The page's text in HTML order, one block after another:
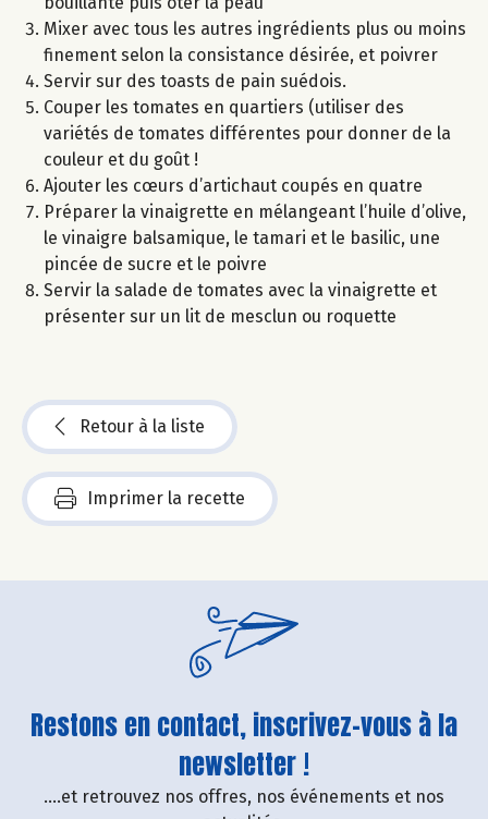
Mixer avec tous les autres ingrédients plus ou moins
finement selon la consistance désirée, et poivrer
Servir sur des toasts de pain suédois.
Couper les tomates en quartiers (utiliser des
variétés de tomates différentes pour donner de la
couleur et du goût !
Ajouter les cœurs d’artichaut coupés en quatre
Préparer la vinaigrette en mélangeant l’huile d’olive,
le vinaigre balsamique, le tamari et le basilic, une
pincée de sucre et le poivre
Servir la salade de tomates avec la vinaigrette et
présenter sur un lit de mesclun ou roquette
Retour à la liste
Imprimer la recette
Restons en contact, inscrivez-vous à la
newsletter !
....et retrouvez nos offres, nos événements et nos